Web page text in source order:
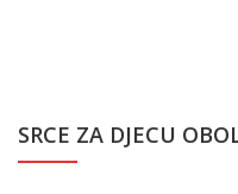
SRCE ZA DJECU